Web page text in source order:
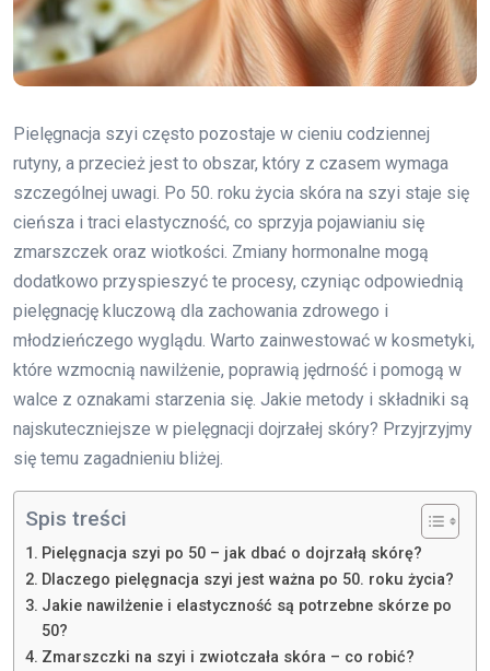
Pielęgnacja szyi często pozostaje w cieniu codziennej
rutyny, a przecież jest to obszar, który z czasem wymaga
szczególnej uwagi. Po 50. roku życia skóra na szyi staje się
cieńsza i traci elastyczność, co sprzyja pojawianiu się
zmarszczek oraz wiotkości. Zmiany hormonalne mogą
dodatkowo przyspieszyć te procesy, czyniąc odpowiednią
pielęgnację kluczową dla zachowania zdrowego i
młodzieńczego wyglądu. Warto zainwestować w kosmetyki,
które wzmocnią nawilżenie, poprawią jędrność i pomogą w
walce z oznakami starzenia się. Jakie metody i składniki są
najskuteczniejsze w pielęgnacji dojrzałej skóry? Przyjrzyjmy
się temu zagadnieniu bliżej.
Spis treści
Pielęgnacja szyi po 50 – jak dbać o dojrzałą skórę?
Dlaczego pielęgnacja szyi jest ważna po 50. roku życia?
Jakie nawilżenie i elastyczność są potrzebne skórze po
50?
Zmarszczki na szyi i zwiotczała skóra – co robić?